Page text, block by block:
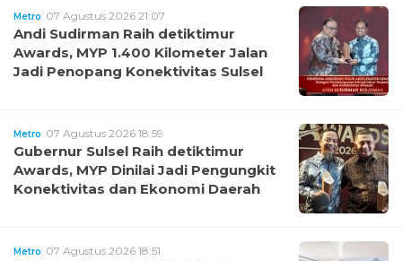
Metro 07 Agustus 2026 21:07
Andi Sudirman Raih detiktimur
Awards, MYP 1.400 Kilometer Jalan
Jadi Penopang Konektivitas Sulsel
Metro 07 Agustus 2026 18:59
Gubernur Sulsel Raih detiktimur
Awards, MYP Dinilai Jadi Pengungkit
Konektivitas dan Ekonomi Daerah
Metro 07 Agustus 2026 18:51